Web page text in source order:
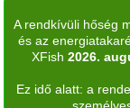
A rendkívüli hőség
és az
XFish 2026.
Ez idő alatt: a